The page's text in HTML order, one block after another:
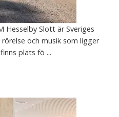
Hesselby Slott är Sveriges
och musik som ligger
plats fö ...